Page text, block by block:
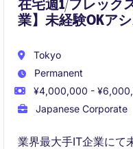
在宅週1/フレック
業】未経験OKア
Tokyo
Permanent
¥4,000,000 -
Japanese Corporate
業界最大手IT企業にて